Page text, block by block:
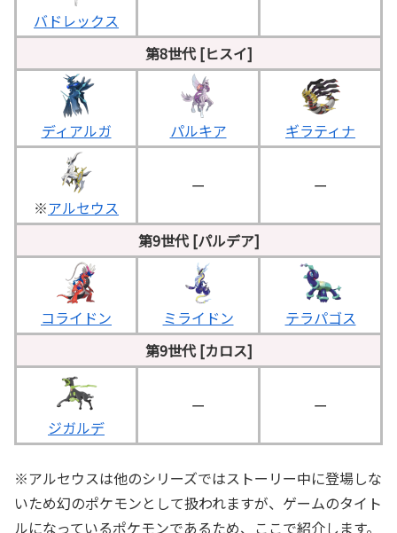
バドレックス
第8世代 [ヒスイ]
ディアルガ パルキア ギラティナ
※アルセウス
ー ー
第9世代 [パルデア]
コライドン ミライドン
テラパゴス
第9世代 [カロス]
ジガルデ
ー ー
※アルセウスは他のシリーズではストーリー中に登場しな
いため幻のポケモンとして扱われますが、ゲームのタイト
ルになっているポケモンであるため、ここで紹介します。